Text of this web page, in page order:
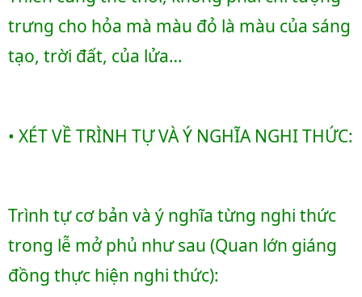
trưng cho hỏa mà màu đỏ là màu của sáng
tạo, trời đất, của lửa…
• XÉT VỀ TRÌNH TỰ VÀ Ý NGHĨA NGHI THỨC:
Trình tự cơ bản và ý nghĩa từng nghi thức
trong lễ mở phủ như sau (Quan lớn giáng
đồng thực hiện nghi thức):